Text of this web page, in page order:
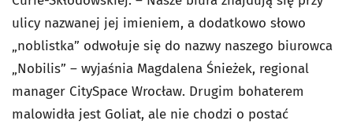
ulicy nazwanej jej imieniem, a dodatkowo słowo
„noblistka” odwołuje się do nazwy naszego biurowca
„Nobilis” – wyjaśnia Magdalena Śnieżek, regional
manager CitySpace Wrocław. Drugim bohaterem
malowidła jest Goliat, ale nie chodzi o postać